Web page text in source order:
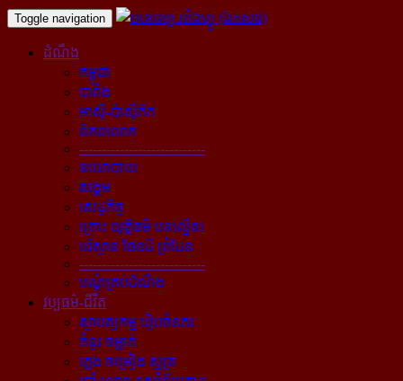
Toggle navigation
ដំណឹង
កម្ពុជា
បារាំង
អាស៊ី-ប៉ាស៊ីភិក
ពិភពលោក
----------------------------
នយោបាយ
សង្គម
សេដ្ឋកិច្ច
គ្រោះ យុត្តិធម៌ បទល្មើស
បរិស្ថាន ផែនដី ព្រំដែន
----------------------------
បណ្ដុំគ្រប់ដំណឹង
វប្បធម៌-ជីវិត
ស្ថាបត្យកម្ម រៀបចំនគរ
គំនូរ ចម្លាក់
ភ្លេង ចម្រៀង ស្មូត្រ